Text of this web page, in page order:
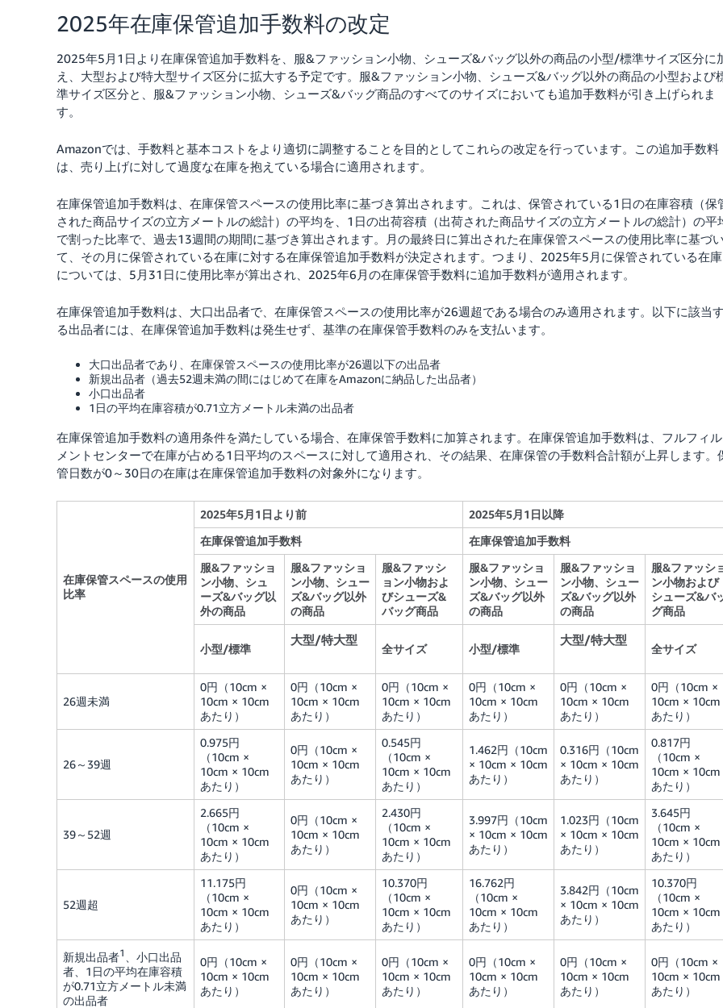
2025年在庫保管追加手数料の改定
2025年5月1日より在庫保管追加手数料を、服&ファッション小物、シューズ&バッグ以外の商品の小型/標準サイズ区分に
え、大型および特大型サイズ区分に拡大する予定です。服&ファッション小物、シューズ&バッグ以外の商品の小型および
準サイズ区分と、服&ファッション小物、シューズ&バッグ商品のすべてのサイズにおいても追加手数料が引き上げられま
す。
Amazonでは、手数料と基本コストをより適切に調整することを目的としてこれらの改定を行っています。この追加手数料
は、売り上げに対して過度な在庫を抱えている場合に適用されます。
在庫保管追加手数料は、在庫保管スペースの使用比率に基づき算出されます。これは、保管されている1日の在庫容積（保
された商品サイズの立方メートルの総計）の平均を、1日の出荷容積（出荷された商品サイズの立方メートルの総計）の平
で割った比率で、過去13週間の期間に基づき算出されます。月の最終日に算出された在庫保管スペースの使用比率に基づ
て、その月に保管されている在庫に対する在庫保管追加手数料が決定されます。つまり、2025年5月に保管されている在庫
については、5月31日に使用比率が算出され、2025年6月の在庫保管手数料に追加手数料が適用されます。
在庫保管追加手数料は、大口出品者で、在庫保管スペースの使用比率が26週超である場合のみ適用されます。以下に該当
る出品者には、在庫保管追加手数料は発生せず、基準の在庫保管手数料のみを支払います。
大口出品者であり、在庫保管スペースの使用比率が26週以下の出品者
新規出品者（過去52週未満の間にはじめて在庫をAmazonに納品した出品者）
小口出品者
1日の平均在庫容積が0.71立方メートル未満の出品者
在庫保管追加手数料の適用条件を満たしている場合、在庫保管手数料に加算されます。在庫保管追加手数料は、フルフィル
メントセンターで在庫が占める1日平均のスペースに対して適用され、その結果、在庫保管の手数料合計額が上昇します。
管日数が0～30日の在庫は在庫保管追加手数料の対象外になります。
在庫保管スペースの使用
比率
2025年5月1日より前
2025年5月1日以降
在庫保管追加手数料
在庫保管追加手数料
服&ファッショ
ン小物、シュ
ーズ&バッグ以
外の商品
服&ファッショ
ン小物、シュー
ズ&バッグ以外
の商品
服&ファッシ
ョン小物およ
びシューズ&
バッグ商品
服&ファッショ
ン小物、シュー
ズ&バッグ以外
の商品
服&ファッショ
ン小物、シュー
ズ&バッグ以外
の商品
服&ファッシ
ン小物および
シューズ&バ
グ商品
小型/標準
大型/特大型
全サイズ 小型/標準
大型/特大型
全サイズ
26週未満
0円（10cm ×
10cm × 10cm
あたり）
0円（10cm ×
10cm × 10cm
あたり）
0円（10cm ×
10cm × 10cm
あたり）
0円（10cm ×
10cm × 10cm
あたり）
0円（10cm ×
10cm × 10cm
あたり）
0円（10cm ×
10cm × 10cm
あたり）
26～39週
0.975円
（10cm ×
10cm × 10cm
あたり）
0円（10cm ×
10cm × 10cm
あたり）
0.545円
（10cm ×
10cm × 10cm
あたり）
1.462円（10cm
× 10cm × 10cm
あたり）
0.316円（10cm
× 10cm × 10cm
あたり）
0.817円
（10cm ×
10cm × 10cm
あたり）
39～52週
2.665円
（10cm ×
10cm × 10cm
あたり）
0円（10cm ×
10cm × 10cm
あたり）
2.430円
（10cm ×
10cm × 10cm
あたり）
3.997円（10cm
× 10cm × 10cm
あたり）
1.023円（10cm
× 10cm × 10cm
あたり）
3.645円
（10cm ×
10cm × 10cm
あたり）
52週超
11.175円
（10cm ×
10cm × 10cm
あたり）
0円（10cm ×
10cm × 10cm
あたり）
10.370円
（10cm ×
10cm × 10cm
あたり）
16.762円
（10cm ×
10cm × 10cm
あたり）
3.842円（10cm
× 10cm × 10cm
あたり）
10.370円
（10cm ×
10cm × 10cm
あたり）
新規出品者1
、小口出品
者、1日の平均在庫容積
が0.71立方メートル未満
の出品者
0円（10cm ×
10cm × 10cm
あたり）
0円（10cm ×
10cm × 10cm
あたり）
0円（10cm ×
10cm × 10cm
あたり）
0円（10cm ×
10cm × 10cm
あたり）
0円（10cm ×
10cm × 10cm
あたり）
0円（10cm ×
10cm × 10cm
あたり）